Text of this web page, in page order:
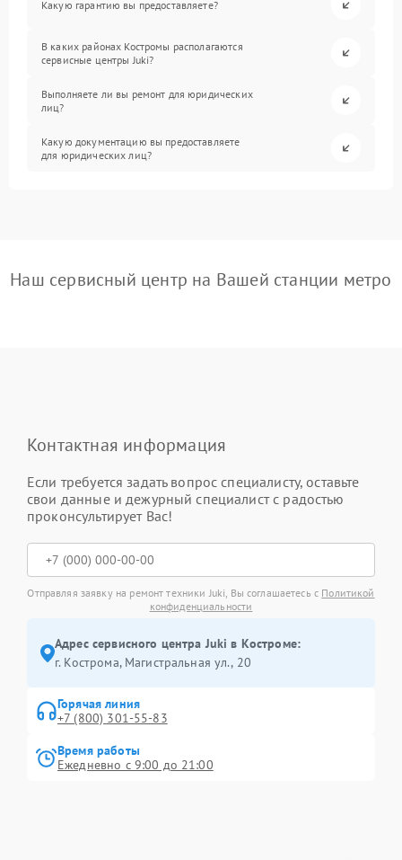
Какую гарантию вы предоставляете?
В каких районах Костромы располагаются
сервисные центры Juki?
Выполняете ли вы ремонт для юридических
лиц?
Какую документацию вы предоставляете
для юридических лиц?
Наш сервисный центр на Вашей станции метро
Контактная информация
Если требуется задать вопрос специалисту, оставьте
свои данные и дежурный специалист с радостью
проконсультирует Вас!
Отправляя заявку на ремонт техники Juki, Вы соглашаетесь с Политикой
конфиденциальности
Адрес сервисного центра Juki в Костроме:
г. Кострома, Магистральная ул., 20
Горячая линия
+7 (800) 301-55-83
Время работы
Ежедневно с 9:00 до 21:00